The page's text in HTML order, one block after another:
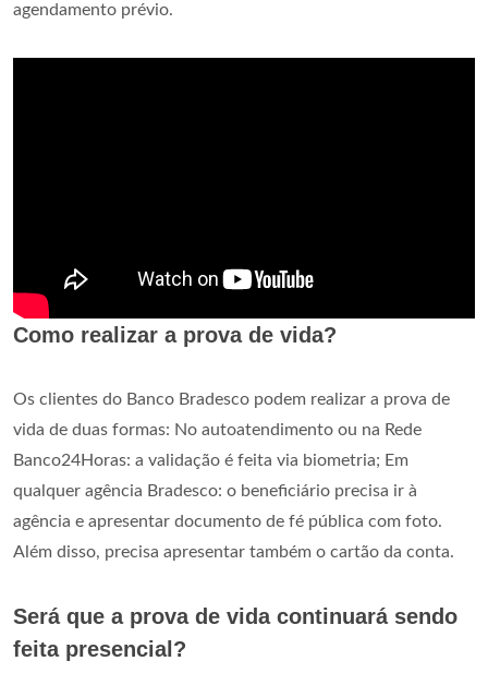
agendamento prévio.
Como realizar a prova de vida?
Os clientes do Banco Bradesco podem realizar a prova de
vida de duas formas: No autoatendimento ou na Rede
Banco24Horas: a validação é feita via biometria; Em
qualquer agência Bradesco: o beneficiário precisa ir à
agência e apresentar documento de fé pública com foto.
Além disso, precisa apresentar também o cartão da conta.
Será que a prova de vida continuará sendo
feita presencial?